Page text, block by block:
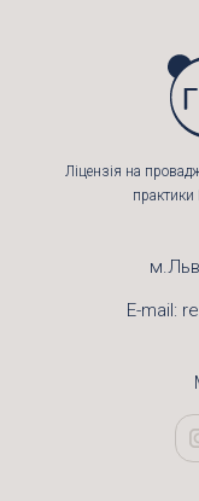
Ліцензія на
E-mail: